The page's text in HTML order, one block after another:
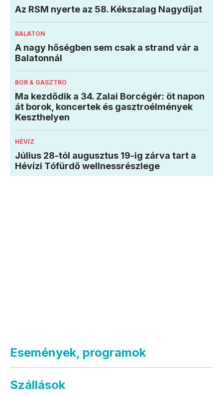
Az RSM nyerte az 58. Kékszalag Nagydíjat
BALATON
A nagy hőségben sem csak a strand vár a
Balatonnál
BOR & GASZTRO
Ma kezdődik a 34. Zalai Borcégér: öt napon
át borok, koncertek és gasztroélmények
Keszthelyen
HÉVÍZ
Július 28-tól augusztus 19-ig zárva tart a
Hévízi Tófürdő wellnessrészlege
Események, programok
Szállások